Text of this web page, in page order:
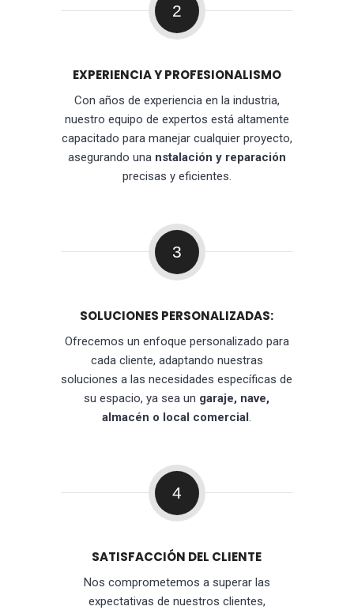
2
EXPERIENCIA Y PROFESIONALISMO
Con años de experiencia en la industria,
nuestro equipo de expertos está altamente
capacitado para manejar cualquier proyecto,
asegurando una nstalación y reparación
precisas y eficientes.
3
SOLUCIONES PERSONALIZADAS:
Ofrecemos un enfoque personalizado para
cada cliente, adaptando nuestras
soluciones a las necesidades específicas de
su espacio, ya sea un garaje, nave,
almacén o local comercial.
4
SATISFACCIÓN DEL CLIENTE
Nos comprometemos a superar las
expectativas de nuestros clientes,